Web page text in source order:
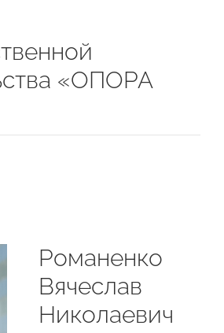
«ОПОРА
Романенко
Вячеслав
Николаевич